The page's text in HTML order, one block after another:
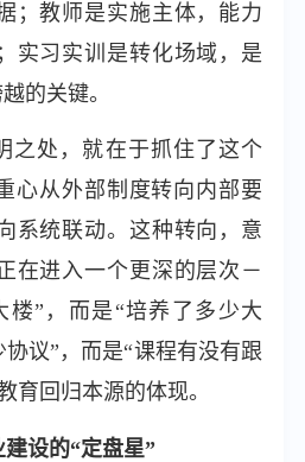
；教师是实施主体，能力
实习实训是转化场域，是
的关键。
之处，就在于抓住了这个
心从外部制度转向内部要
系统联动。这种转向，意
在进入一个更深的层次－
楼”，而是“培养了多少大
议”，而是“课程有没有跟
育回归本源的体现。
设的“定盘星”